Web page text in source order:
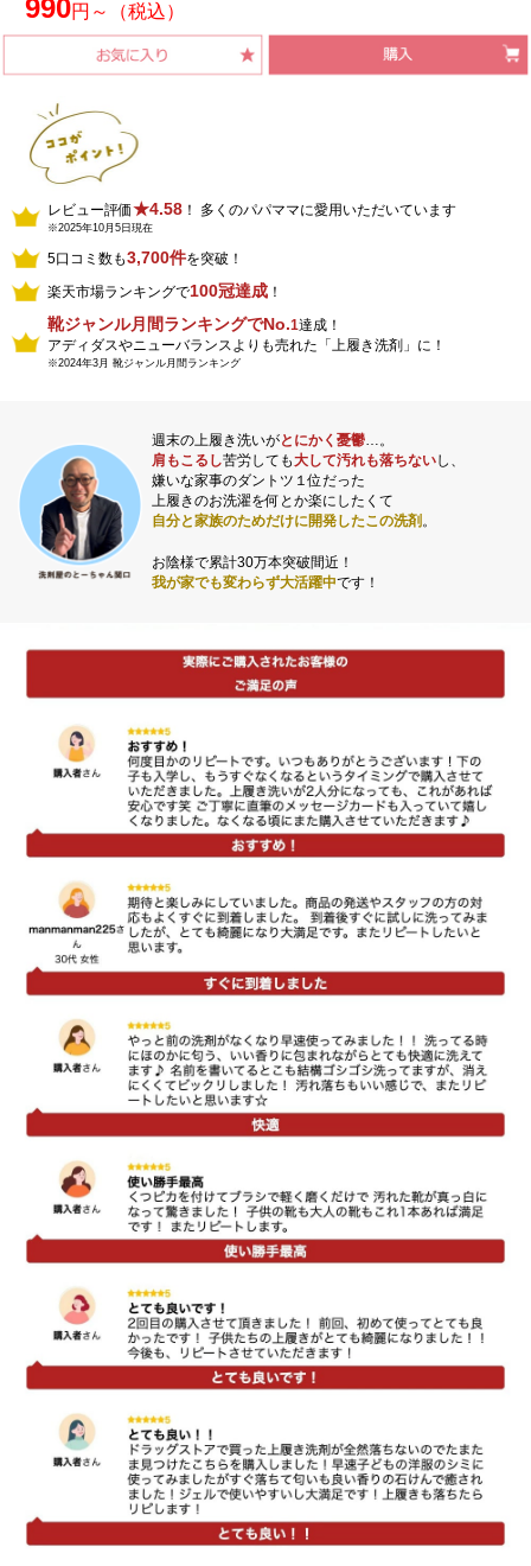
990円～（税込）
レビュー評価★4.58 ！ 多くのパパママに愛用いただいています
※2025年10月5日現在
5口コミ数も3,700件を突破！
楽天市場ランキングで100冠達成 ！
靴ジャンル月間ランキングでNo.1達成！
アディダスやニューバランスよりも売れた「上履き洗剤」に！
※2024年3月 靴ジャンル月間ランキング
週末の上履き洗いがとにかく憂鬱…。
肩もこるし苦労しても大して汚れも落ちないし、
嫌いな家事のダントツ１位だった
上履きのお洗濯を何とか楽にしたくて
自分と家族のためだけに開発したこの洗剤 。
お陰様で累計30万本突破間近！
我が家でも変わらず大活躍中です！